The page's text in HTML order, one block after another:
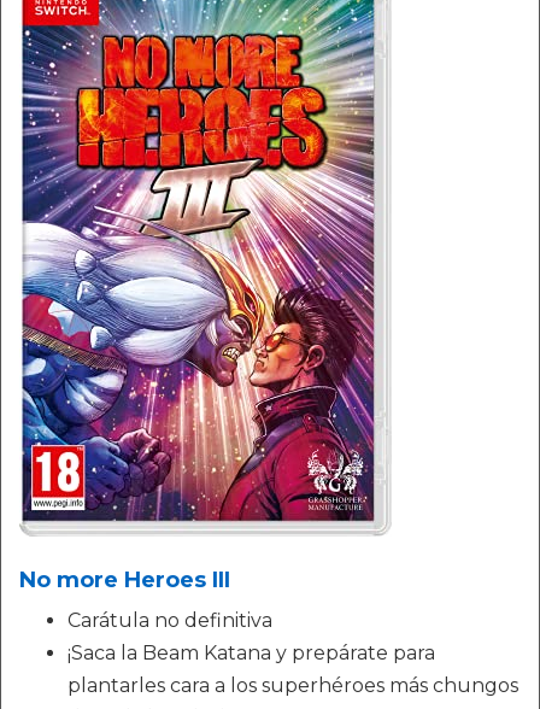
No more Heroes III
Carátula no definitiva
¡Saca la Beam Katana y prepárate para
plantarles cara a los superhéroes más chungos